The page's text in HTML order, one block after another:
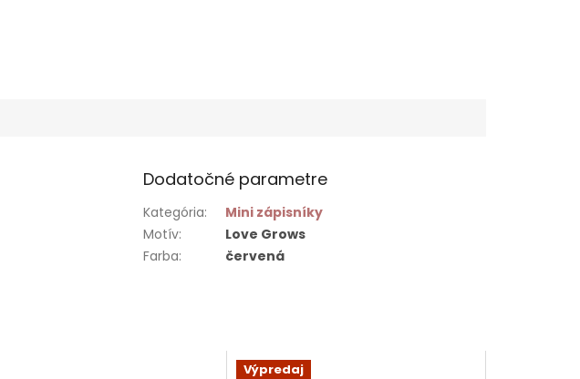
Výpredaj
Dodatočné parametre
Kategória:
Mini zápisníky
Motív:
Love Grows
Farba: červená